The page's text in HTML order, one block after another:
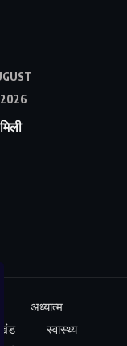
अध्यात्म
स्वास्थ्य